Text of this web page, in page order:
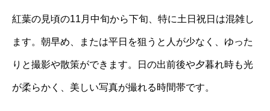
紅葉の見頃の11月中旬から下旬、特に土日祝日は混雑し
ます。朝早め、または平日を狙うと人が少なく、ゆった
りと撮影や散策ができます。日の出前後や夕暮れ時も光
が柔らかく、美しい写真が撮れる時間帯です。